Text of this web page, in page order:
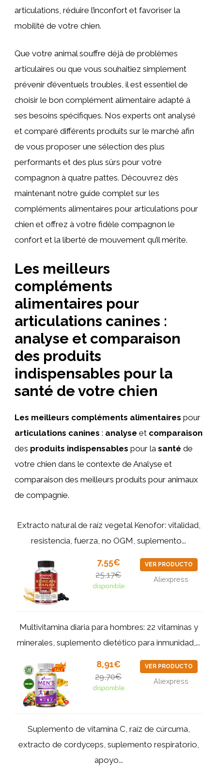
articulations, réduire l’inconfort et favoriser la
mobilité de votre chien.
Que votre animal souffre déjà de problèmes
articulaires ou que vous souhaitiez simplement
prévenir d’éventuels troubles, il est essentiel de
choisir le bon complément alimentaire adapté à
ses besoins spécifiques. Nos experts ont analysé
et comparé différents produits sur le marché afin
de vous proposer une sélection des plus
performants et des plus sûrs pour votre
compagnon à quatre pattes. Découvrez dès
maintenant notre guide complet sur les
compléments alimentaires pour articulations pour
chien et offrez à votre fidèle compagnon le
confort et la liberté de mouvement qu’il mérite.
Les meilleurs
compléments
alimentaires pour
articulations canines :
analyse et comparaison
des produits
indispensables pour la
santé de votre chien
Les meilleurs compléments alimentaires pour
articulations canines : analyse et comparaison
des produits indispensables pour la santé de
votre chien dans le contexte de Analyse et
comparaison des meilleurs produits pour animaux
de compagnie.
Extracto natural de raíz vegetal Kenofor: vitalidad,
resistencia, fuerza, no OGM, suplemento...
7,55€
25,17€
disponible
VER PRODUCTO
Aliexpress
Multivitamina diaria para hombres: 22 vitaminas y
minerales, suplemento dietético para inmunidad,...
8,91€
29,70€
disponible
VER PRODUCTO
Aliexpress
Suplemento de vitamina C, raíz de cúrcuma,
extracto de cordyceps, suplemento respiratorio,
apoyo...